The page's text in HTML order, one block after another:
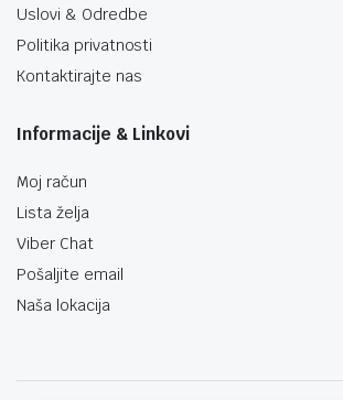
Uslovi & Odredbe
Politika privatnosti
Kontaktirajte nas
Informacije & Linkovi
Moj račun
Lista želja
Viber Chat
Pošaljite email
Naša lokacija